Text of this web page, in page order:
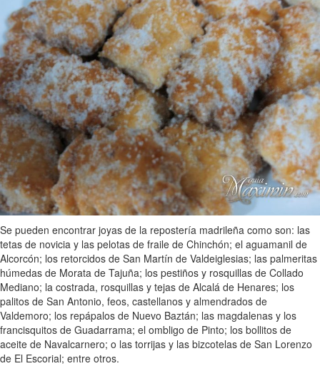
Se pueden encontrar joyas de la repostería madrileña como son: las
tetas de novicia y las pelotas de fraile de Chinchón; el aguamanil de
Alcorcón; los retorcidos de San Martín de Valdeiglesias; las palmeritas
húmedas de Morata de Tajuña; los pestiños y rosquillas de Collado
Mediano; la costrada, rosquillas y tejas de Alcalá de Henares; los
palitos de San Antonio, feos, castellanos y almendrados de
Valdemoro; los repápalos de Nuevo Baztán; las magdalenas y los
francisquitos de Guadarrama; el ombligo de Pinto; los bollitos de
aceite de Navalcarnero; o las torrijas y las bizcotelas de San Lorenzo
de El Escorial; entre otros.